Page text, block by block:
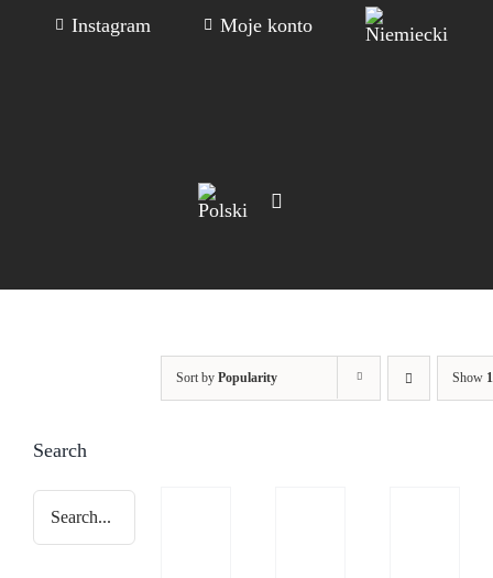
Instagram Moje konto
Sort byPopularity Show
Search